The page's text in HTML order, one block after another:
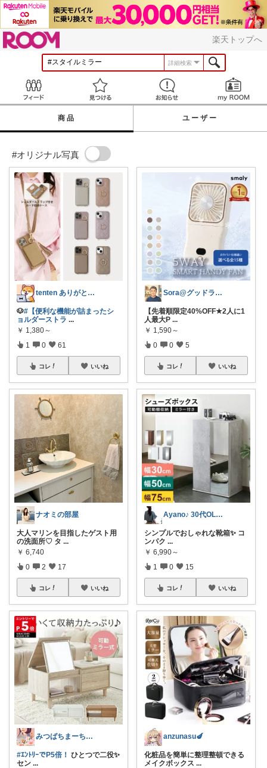
楽天トップへ
詳細検索
見つける お知らせ
商品 ユーザー
#オリジナル写真
tenten ありがとうございます。😃
🐶#【便利な機能が詰まったシ
ョルダーストラ ...
￥ 1,380～
1 0 61
コレ いいね
ナオミの部屋
大人マリンを目指したゲスト用
の洗面所♡ タ ...
￥ 6,740
0 2 17
コレ いいね
みつばちまーちᵀᴴᴬᴺᴷ ᵞᴼᵁ ◡̈*
#ｴﾝﾄﾘｰでP5倍！ ひとつで二役✨
セン ...
Sora@グッドライフ
【先着順限定40%OFF★2人に1
人最大P ...
￥ 1,590～
0 0 5
コレ いいね
Ayano♪ 30代OLファッション
シンプルでおしゃれな靴箱✨ コ
ンパク ...
￥ 6,990～
1 0 15
コレ いいね
anzunasu🍆
化粧品を簡単に整理整頓できる
メイクボックス ...